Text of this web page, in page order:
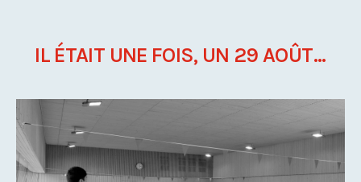
IL ÉTAIT UNE FOIS, UN 29 AOÛT...